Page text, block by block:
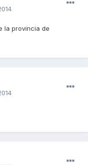
la provincia de